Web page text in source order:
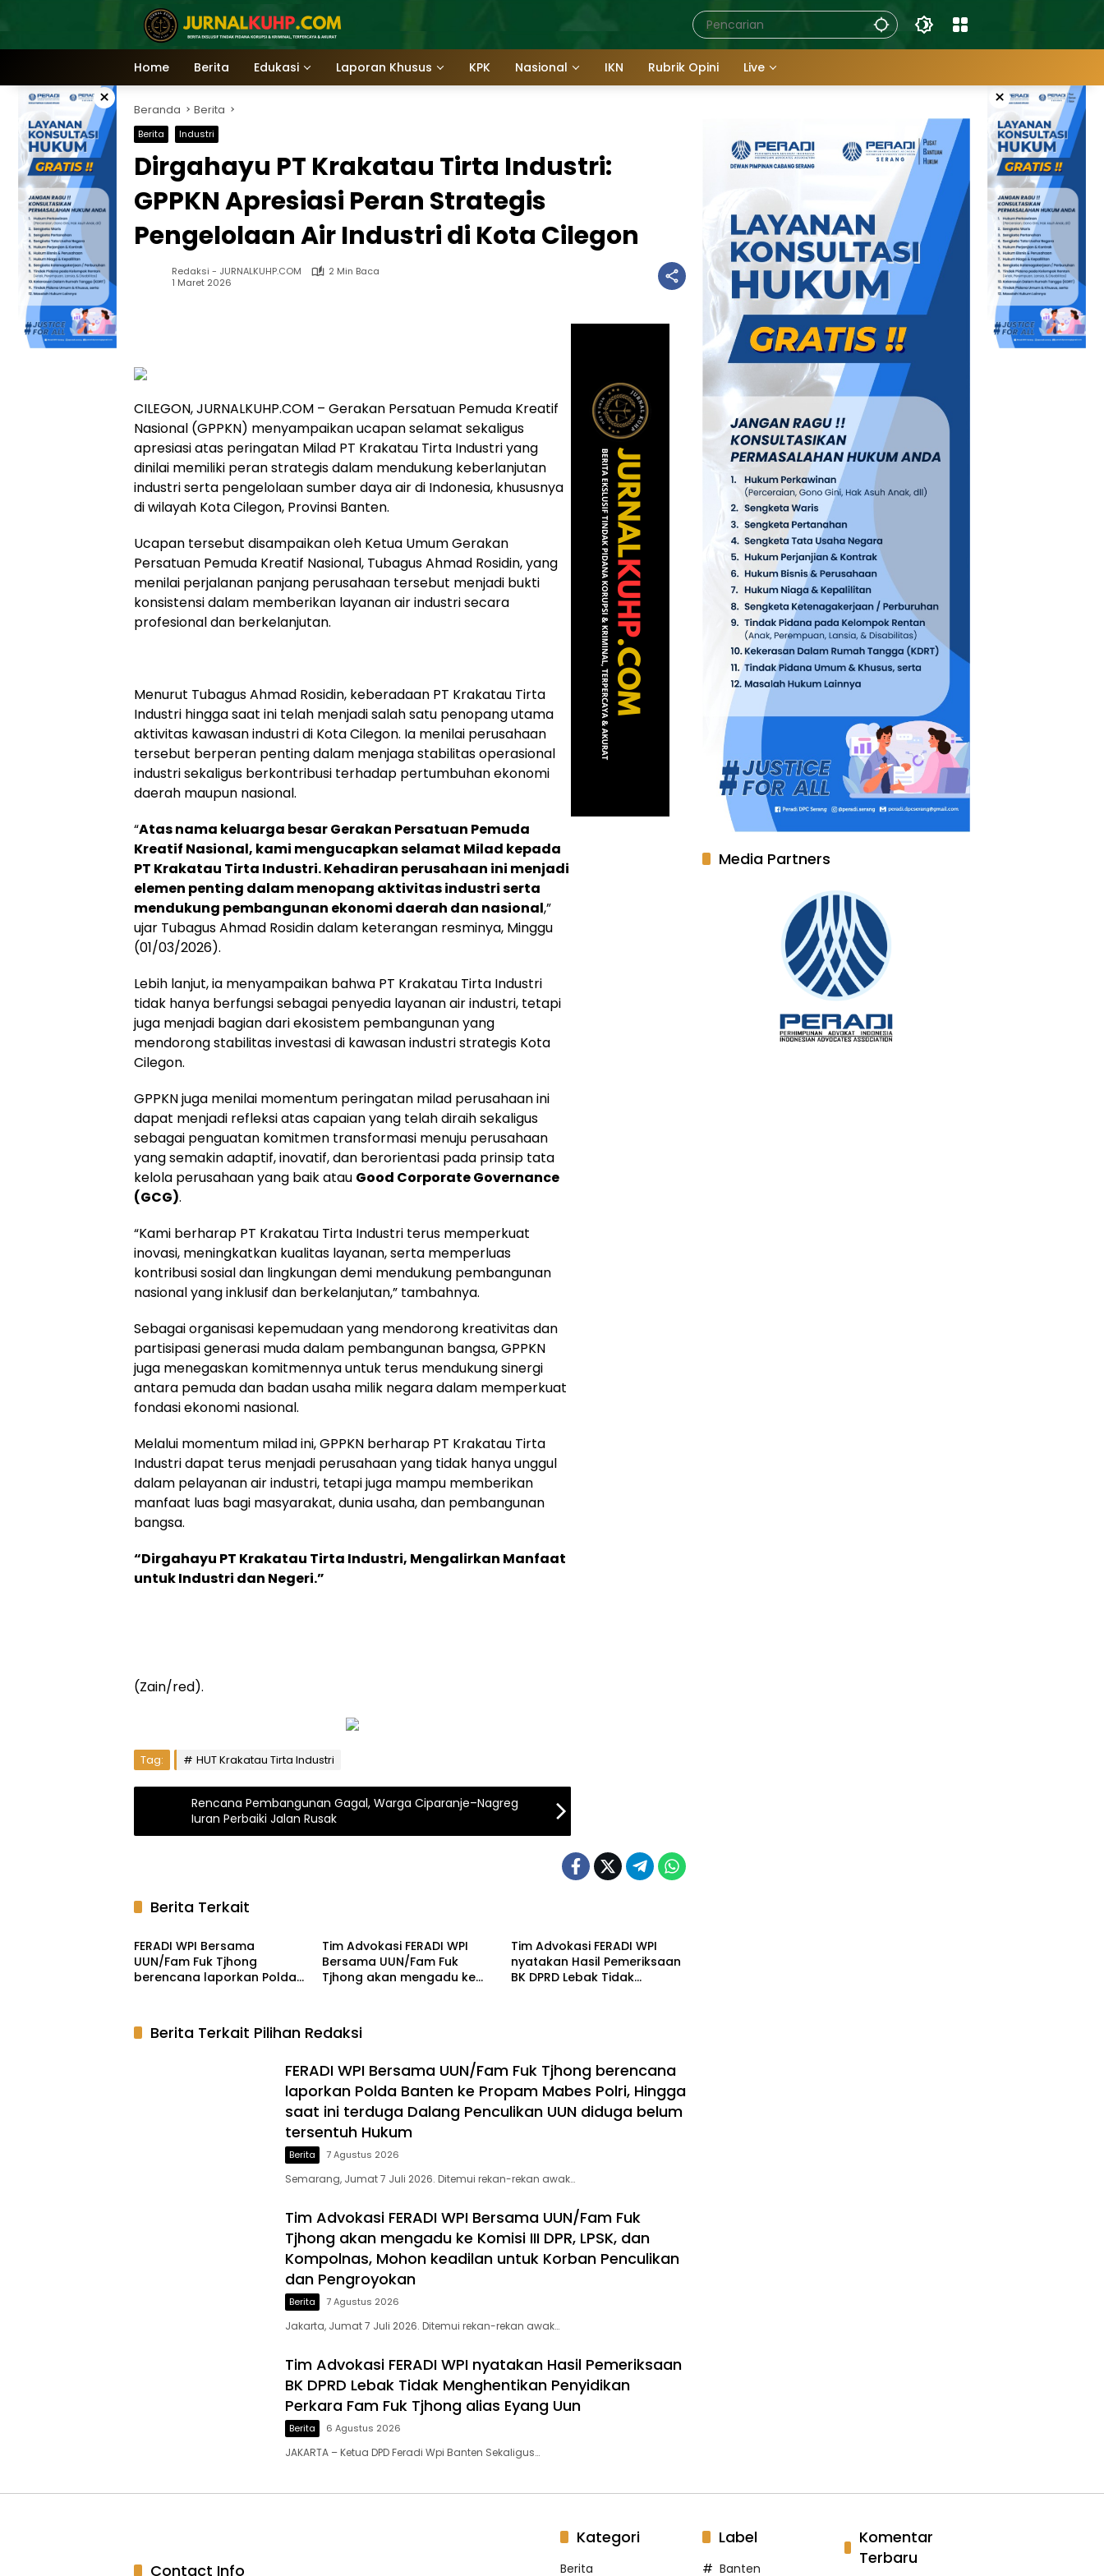
Home
Berita Edukasi Laporan Khusus KPK Nasional IKN Rubrik Opini Live
× ×
Beranda Berita
Berita Industri
Dirgahayu PT Krakatau Tirta Industri:
GPPKN Apresiasi Peran Strategis
Pengelolaan Air Industri di Kota Cilegon
Redaksi - JURNALKUHP.COM
2 Min Baca
1 Maret 2026
CILEGON, JURNALKUHP.COM – Gerakan Persatuan Pemuda Kreatif
Nasional (GPPKN) menyampaikan ucapan selamat sekaligus
apresiasi atas peringatan Milad PT Krakatau Tirta Industri yang
dinilai memiliki peran strategis dalam mendukung keberlanjutan
industri serta pengelolaan sumber daya air di Indonesia, khususnya
di wilayah Kota Cilegon, Provinsi Banten.
Ucapan tersebut disampaikan oleh Ketua Umum Gerakan
Persatuan Pemuda Kreatif Nasional, Tubagus Ahmad Rosidin, yang
menilai perjalanan panjang perusahaan tersebut menjadi bukti
konsistensi dalam memberikan layanan air industri secara
profesional dan berkelanjutan.
Menurut Tubagus Ahmad Rosidin, keberadaan PT Krakatau Tirta
Industri hingga saat ini telah menjadi salah satu penopang utama
aktivitas kawasan industri di Kota Cilegon. Ia menilai perusahaan
tersebut berperan penting dalam menjaga stabilitas operasional
industri sekaligus berkontribusi terhadap pertumbuhan ekonomi
daerah maupun nasional.
“Atas nama keluarga besar Gerakan Persatuan Pemuda
Kreatif Nasional, kami mengucapkan selamat Milad kepada
PT Krakatau Tirta Industri. Kehadiran perusahaan ini menjadi
elemen penting dalam menopang aktivitas industri serta
mendukung pembangunan ekonomi daerah dan nasional,”
ujar Tubagus Ahmad Rosidin dalam keterangan resminya, Minggu
(01/03/2026).
Lebih lanjut, ia menyampaikan bahwa PT Krakatau Tirta Industri
tidak hanya berfungsi sebagai penyedia layanan air industri, tetapi
juga menjadi bagian dari ekosistem pembangunan yang
mendorong stabilitas investasi di kawasan industri strategis Kota
Cilegon.
GPPKN juga menilai momentum peringatan milad perusahaan ini
dapat menjadi refleksi atas capaian yang telah diraih sekaligus
sebagai penguatan komitmen transformasi menuju perusahaan
yang semakin adaptif, inovatif, dan berorientasi pada prinsip tata
kelola perusahaan yang baik atau Good Corporate Governance
(GCG).
“Kami berharap PT Krakatau Tirta Industri terus memperkuat
inovasi, meningkatkan kualitas layanan, serta memperluas
kontribusi sosial dan lingkungan demi mendukung pembangunan
nasional yang inklusif dan berkelanjutan,” tambahnya.
Sebagai organisasi kepemudaan yang mendorong kreativitas dan
partisipasi generasi muda dalam pembangunan bangsa, GPPKN
juga menegaskan komitmennya untuk terus mendukung sinergi
antara pemuda dan badan usaha milik negara dalam memperkuat
fondasi ekonomi nasional.
Melalui momentum milad ini, GPPKN berharap PT Krakatau Tirta
Industri dapat terus menjadi perusahaan yang tidak hanya unggul
dalam pelayanan air industri, tetapi juga mampu memberikan
manfaat luas bagi masyarakat, dunia usaha, dan pembangunan
bangsa.
“Dirgahayu PT Krakatau Tirta Industri, Mengalirkan Manfaat
untuk Industri dan Negeri.”
(Zain/red).
Tag: HUT Krakatau Tirta Industri
Rencana Pembangunan Gagal, Warga Ciparanje–Nagreg
Iuran Perbaiki Jalan Rusak
Berita Terkait
Berita
FERADI WPI Bersama
UUN/Fam Fuk Tjhong
berencana laporkan Polda
Dalang Penculikan UUN
diduga belum tersentuh
Tim Advokasi FERADI WPI
Bersama UUN/Fam Fuk
Tjhong akan mengadu ke
untuk Korban Penculikan
dan Pengroyokan
Tim Advokasi FERADI WPI
nyatakan Hasil Pemeriksaan
BK DPRD Lebak Tidak
Berita Terkait Pilihan Redaksi
FERADI WPI Bersama UUN/Fam Fuk Tjhong berencana
laporkan Polda Banten ke Propam Mabes Polri, Hingga
saat ini terduga Dalang Penculikan UUN diduga belum
tersentuh Hukum
Berita 7 Agustus 2026
Semarang, Jumat 7 Juli 2026. Ditemui rekan-rekan awak…
Tim Advokasi FERADI WPI Bersama UUN/Fam Fuk
Tjhong akan mengadu ke Komisi III DPR, LPSK, dan
Kompolnas, Mohon keadilan untuk Korban Penculikan
dan Pengroyokan
Berita 7 Agustus 2026
Jakarta, Jumat 7 Juli 2026. Ditemui rekan-rekan awak…
Tim Advokasi FERADI WPI nyatakan Hasil Pemeriksaan
BK DPRD Lebak Tidak Menghentikan Penyidikan
Perkara Fam Fuk Tjhong alias Eyang Uun
Berita 6 Agustus 2026
JAKARTA – Ketua DPD Feradi Wpi Banten Sekaligus…
Media Partners
Contact Info
Kategori
Berita
Label
Banten
Komentar
Terbaru